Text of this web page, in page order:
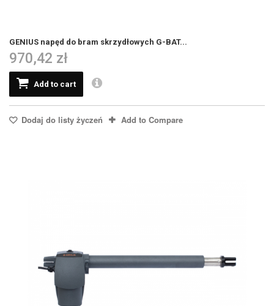
GENIUS napęd do bram skrzydłowych G-BAT...
970,42 zł
Add to cart
Dodaj do listy życzeń Add to Compare